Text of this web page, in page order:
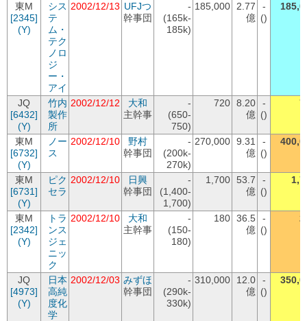
東M
[2345]
(Y)
シス
テ
ム・
テク
ノロ
ジ
ー・
アイ
2002/12/13 UFJつ
幹事団
-
(165k-
185k)
185,000
2.77
億
-
()
JQ
[6432]
(Y)
竹内
製作
所
2002/12/12
大和
主幹事
-
(650-
750)
720 8.20
億
-
()
東M
[6732]
(Y)
ノー
ス
2002/12/10
野村
幹事団
-
(200k-
270k)
270,000 9.31
億
-
()
東M
[6731]
(Y)
ピク
セラ
2002/12/10
日興
幹事団
-
(1,400-
1,700)
1,700 53.7
億
-
()
東M
[2342]
(Y)
トラ
ンス
ジェ
ニッ
ク
2002/12/10
大和
主幹事
-
(150-
180)
180 36.5
億
-
()
JQ
[4973]
(Y)
日本
高純
度化
学
2002/12/03 みずほ
幹事団
-
(290k-
330k)
310,000
12.0
億
-
()